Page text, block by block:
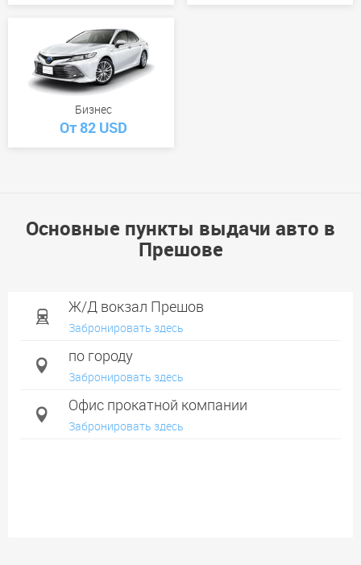
Бизнес
От 82 USD
Основные пункты выдачи авто в
Прешове
Ж/Д вокзал Прешов
Забронировать здесь
по городу
Забронировать здесь
Офис прокатной компании
Забронировать здесь